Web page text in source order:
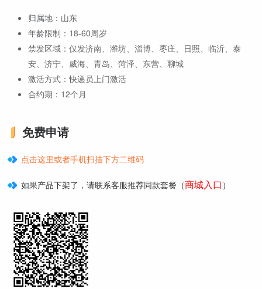
归属地：山东
年龄限制：18-60周岁
禁发区域：仅发济南、潍坊、淄博、枣庄、日照、临沂、泰
安、济宁、威海、青岛、菏泽、东营、聊城
激活方式：快递员上门激活
合约期：12个月
免费申请
点击这里或者手机扫描下方二维码
如果产品下架了，请联系客服推荐同款套餐（商城入口 ）